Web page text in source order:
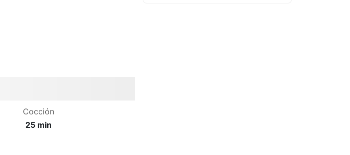
Cocción
25 min